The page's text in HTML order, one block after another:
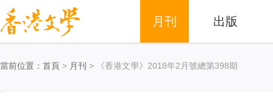
月刊 出版
當前位置： 首頁 > 月刊 > 《香港文學》2018年2月號總第398期